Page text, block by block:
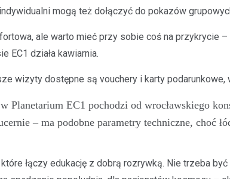
mogą też dołączyć do pokazów
ale warto mieć przy sobie coś na przykrycie
EC1 działa kawiarnia.
wizyty dostępne są vouchery i karty
Planetarium EC1 pochodzi od wrocławskiego
– ma podobne parametry techniczne, choć
łączy edukację z dobrą rozrywką. Nie trzeba